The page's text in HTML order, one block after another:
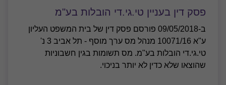
פסק דין בעניין טי.גי.די הובלות בע"מ
ב-09/05/2018 פורסם פסק דין של בית המשפט העליון
ע"א 10071/16 מנהל מס ערך מוסף - תל אביב 3 נ'
טי.גי.די הובלות בע"מ. מס תשומות בגין חשבוניות
שהוצאו שלא כדין לא יותר בניכוי.